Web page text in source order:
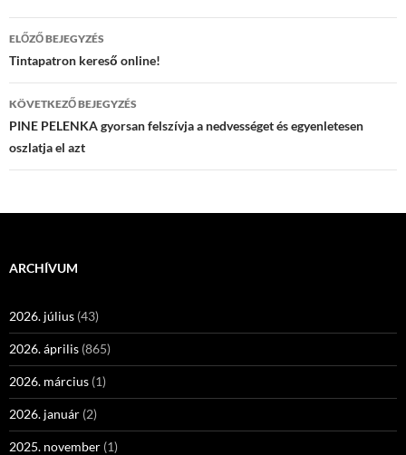
Bejegyzés
navigáció
ELŐZŐ BEJEGYZÉS
Tintapatron kereső online!
KÖVETKEZŐ BEJEGYZÉS
PINE PELENKA gyorsan felszívja a nedvességet és egyenletesen
oszlatja el azt
ARCHÍVUM
2026. július (43)
2026. április (865)
2026. március (1)
2026. január (2)
2025. november (1)